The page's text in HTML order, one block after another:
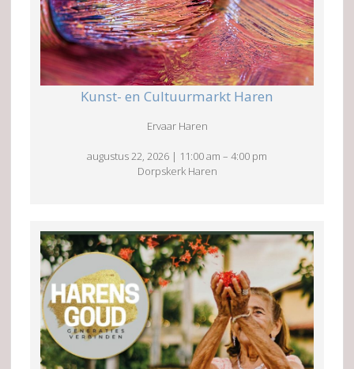
Kunst- en Cultuurmarkt Haren
Ervaar Haren
augustus 22, 2026 | 11:00 am – 4:00 pm
Dorpskerk Haren